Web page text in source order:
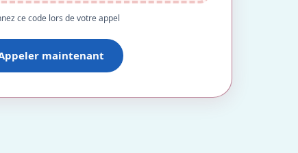
ce code lors de votre appel
maintenant